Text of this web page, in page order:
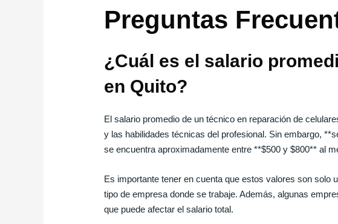
Preguntas
¿Cuál es el salario
en Quito?
El salario promedio de un técnico en reparación de
y las habilidades técnicas del profesional. Sin embargo,
se encuentra aproximadamente entre **$500 y $800** al
Es importante tener en cuenta que estos valores son
tipo de empresa donde se trabaje. Además, algunas
que puede afectar el salario total.